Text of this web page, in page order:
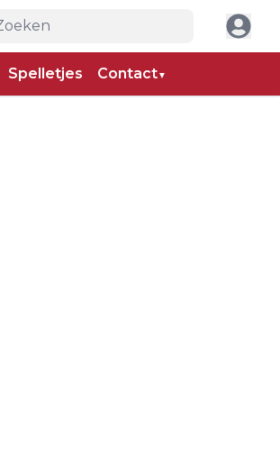
Spelletjes Contact▼